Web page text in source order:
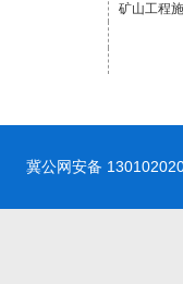
矿山工程
冀公网安备